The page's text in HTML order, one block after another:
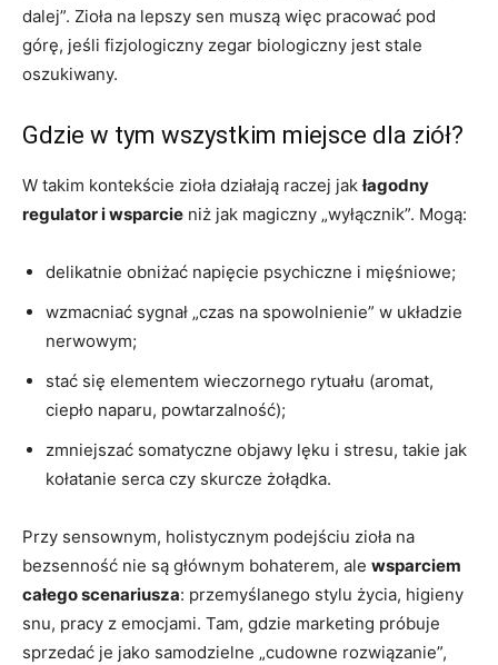
dalej”. Zioła na lepszy sen muszą więc pracować pod
górę, jeśli fizjologiczny zegar biologiczny jest stale
oszukiwany.
Gdzie w tym wszystkim miejsce dla ziół?
W takim kontekście zioła działają raczej jak łagodny
regulator i wsparcie niż jak magiczny „wyłącznik”. Mogą:
delikatnie obniżać napięcie psychiczne i mięśniowe;
wzmacniać sygnał „czas na spowolnienie” w układzie
nerwowym;
stać się elementem wieczornego rytuału (aromat,
ciepło naparu, powtarzalność);
zmniejszać somatyczne objawy lęku i stresu, takie jak
kołatanie serca czy skurcze żołądka.
Przy sensownym, holistycznym podejściu zioła na
bezsenność nie są głównym bohaterem, ale wsparciem
całego scenariusza: przemyślanego stylu życia, higieny
snu, pracy z emocjami. Tam, gdzie marketing próbuje
sprzedać je jako samodzielne „cudowne rozwiązanie”,